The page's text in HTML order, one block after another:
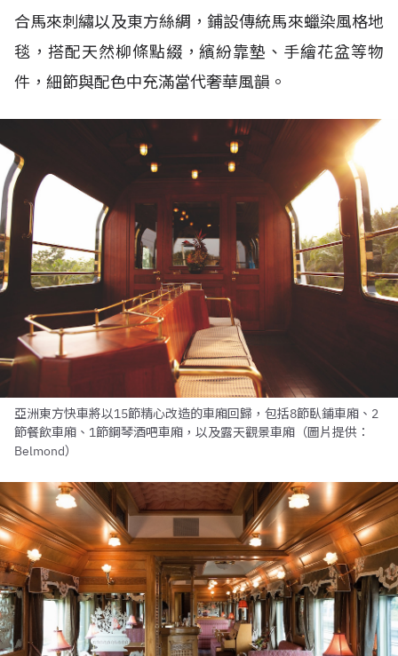
合馬來刺繡以及東方絲綢，鋪設傳統馬來蠟染風格地
毯，搭配天然柳條點綴，繽紛靠墊、手繪花盆等物
件，細節與配色中充滿當代奢華風韻。
亞洲東方快車將以15節精心改造的車廂回歸，包括8節臥鋪車廂、2
節餐飲車廂、1節鋼琴酒吧車廂，以及露天觀景車廂（圖片提供：
Belmond）